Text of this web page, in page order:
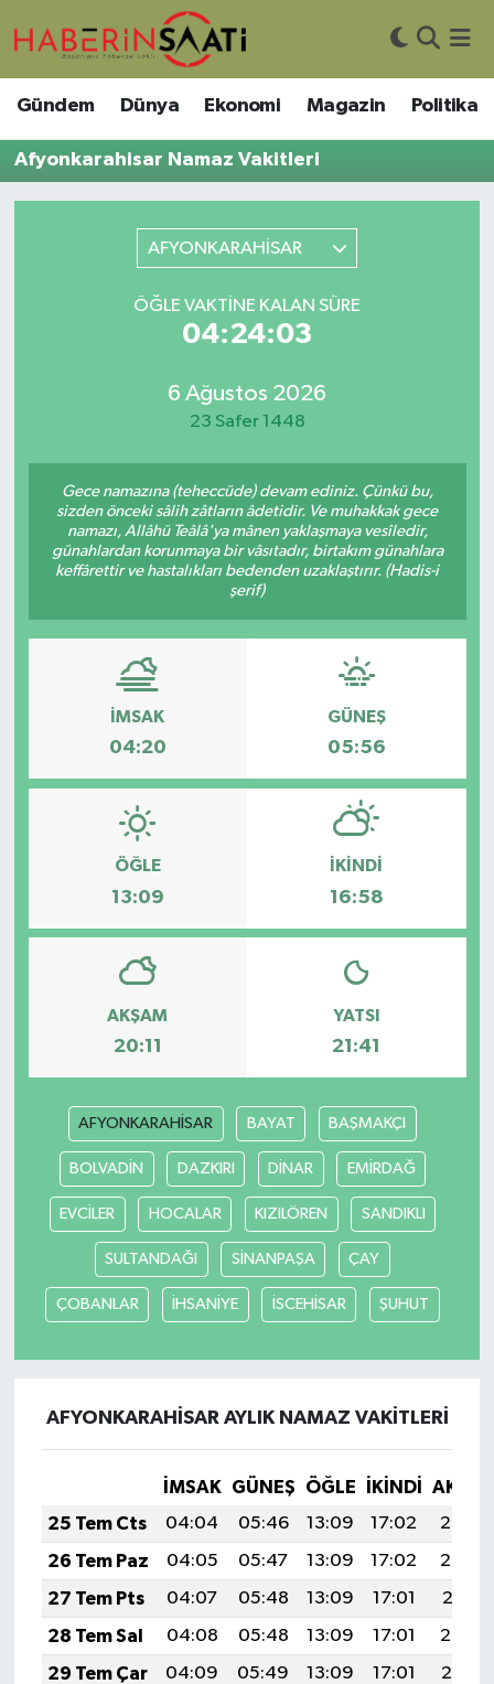
Gündem Dünya Ekonomi Magazin Politika
Afyonkarahisar Namaz Vakitleri
AFYONKARAHİSAR
ÖĞLE VAKTINE KALAN SÜRE
04:24:03
6 Ağustos 2026
23 Safer 1448
Gece namazına (teheccüde) devam ediniz. Çünkü bu,
sizden önceki sâlih zâtların âdetidir. Ve muhakkak gece
namazı, Allâhü Teâlâ'ya mânen yaklaşmaya vesîledir,
günahlardan korunmaya bir vâsıtadır, birtakım günahlara
keffârettir ve hastalıkları bedenden uzaklaştırır. (Hadis-i
şerif)
İMSAK
04:20
GÜNEŞ
05:56
ÖĞLE
13:09
İKINDI
16:58
AKŞAM
20:11
YATSI
21:41
AFYONKARAHİSAR BAYAT BAŞMAKÇI
BOLVADİN DAZKIRI DİNAR EMİRDAĞ
EVCİLER HOCALAR KIZILÖREN SANDIKLI
SULTANDAĞI SİNANPAŞA ÇAY
ÇOBANLAR İHSANİYE İSCEHİSAR ŞUHUT
AFYONKARAHİSAR AYLIK NAMAZ VAKITLERI
İMSAK GÜNEŞ ÖĞLE İKINDI
25 Tem Cts
04:04 05:46 13:09 17:02
20:23
26 Tem Paz
04:05 05:47 13:09 17:02
20:22
27 Tem Pts
04:07 05:48 13:09 17:01
20:21
28 Tem Sal
04:08 05:48 13:09 17:01
20:20
29 Tem Çar
04:09 05:49 13:09 17:01
20:19
Asayiş
Bilim ve Teknoloji
DIŞ HABER
Gündem
Podcast
Politika
Sağlık
Siyaset
Nöbetçi Eczaneler
Hava Durumu
Süper Lig Puan Durumu ve Fikstür
Tüm Manşetler